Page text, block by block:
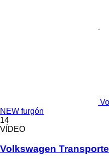
NEW furgón
14
VÍDEO
Volkswagen